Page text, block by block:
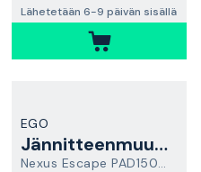
Lähetetään 6-9 päivän sisällä
EGO
Jännitteenmuunnin
Nexus Escape PAD1500E